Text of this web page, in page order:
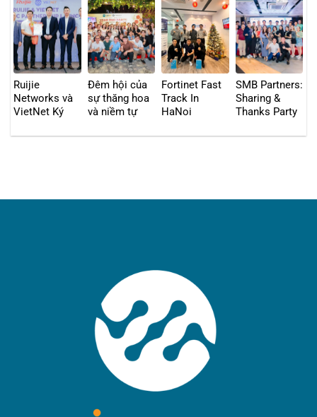
Ruijie
Networks và
VietNet Ký
Chiến Lược:
Đêm hội của
sự thăng hoa
và niềm tự
và GAPV chào
Fortinet Fast
Track In
HaNoi
SMB Partners:
Sharing &
Thanks Party